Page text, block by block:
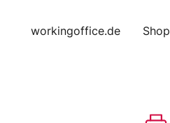
workingoffice.de Shop